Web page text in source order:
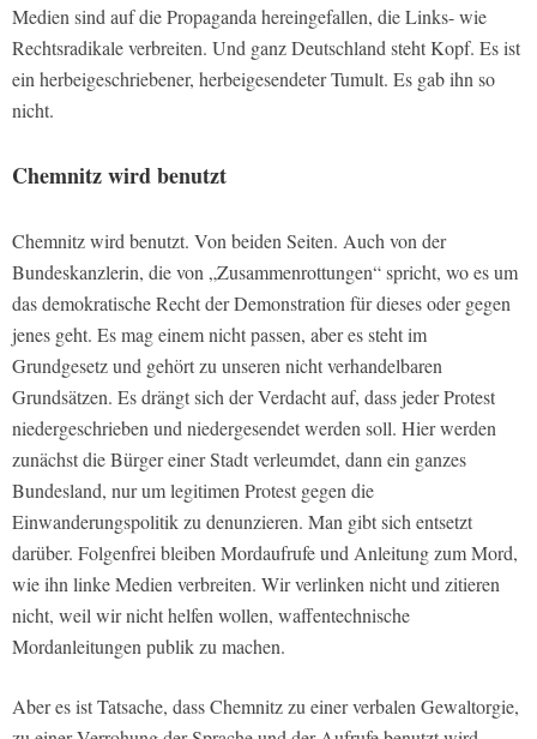
Medien sind auf die Propaganda hereingefallen, die Links- wie
Rechtsradikale verbreiten. Und ganz Deutschland steht Kopf. Es ist
ein herbeigeschriebener, herbeigesendeter Tumult. Es gab ihn so
nicht.
Chemnitz wird benutzt
Chemnitz wird benutzt. Von beiden Seiten. Auch von der
Bundeskanzlerin, die von „Zusammenrottungen“ spricht, wo es um
das demokratische Recht der Demonstration für dieses oder gegen
jenes geht. Es mag einem nicht passen, aber es steht im
Grundgesetz und gehört zu unseren nicht verhandelbaren
Grundsätzen. Es drängt sich der Verdacht auf, dass jeder Protest
niedergeschrieben und niedergesendet werden soll. Hier werden
zunächst die Bürger einer Stadt verleumdet, dann ein ganzes
Bundesland, nur um legitimen Protest gegen die
Einwanderungspolitik zu denunzieren. Man gibt sich entsetzt
darüber. Folgenfrei bleiben Mordaufrufe und Anleitung zum Mord,
wie ihn linke Medien verbreiten. Wir verlinken nicht und zitieren
nicht, weil wir nicht helfen wollen, waffentechnische
Mordanleitungen publik zu machen.
Aber es ist Tatsache, dass Chemnitz zu einer verbalen Gewaltorgie,